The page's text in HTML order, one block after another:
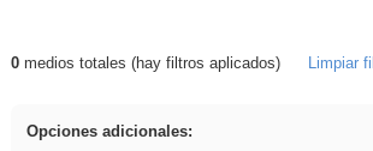
Resultados de: EducaMadrid
0medios totales (hay filtros aplicados) Limpiar
Opciones adicionales: